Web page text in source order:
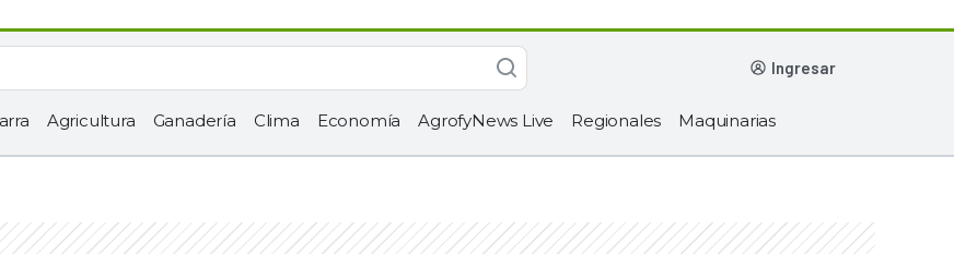
ingresar
Agricultura Ganadería Clima Economía AgrofyNews Live Regionales Maquinarias